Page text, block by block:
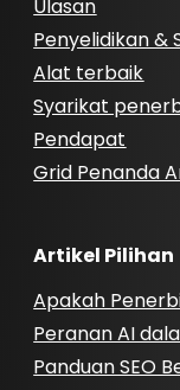
Ulasan
Penyelidikan &
Alat terbaik
Syarikat
Pendapat
Grid Penanda
Artikel Pilihan
Apakah
Peranan AI
Panduan SEO